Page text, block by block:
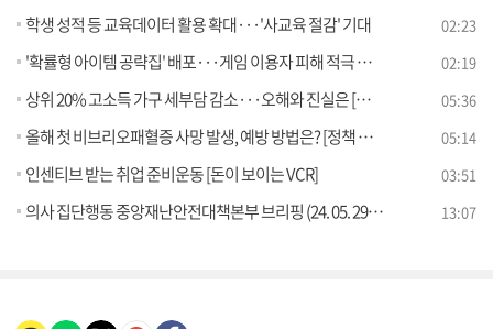
학생 성적 등 교육데이터 활용 확대···'사교육 절감' 기대 02:23
'확률형 아이템 공략집' 배포···게임 이용자 피해 적극 구제 02:19
상위 20% 고소득 가구 세부담 감소···오해와 진실은 [정책 바로보기] 05:36
올해 첫 비브리오패혈증 사망 발생, 예방 방법은? [정책 바로보기] 05:14
인센티브 받는 취업 준비운동 [돈이 보이는 VCR] 03:51
의사 집단행동 중앙재난안전대책본부 브리핑 (24. 05. 29. 11시) 13:07